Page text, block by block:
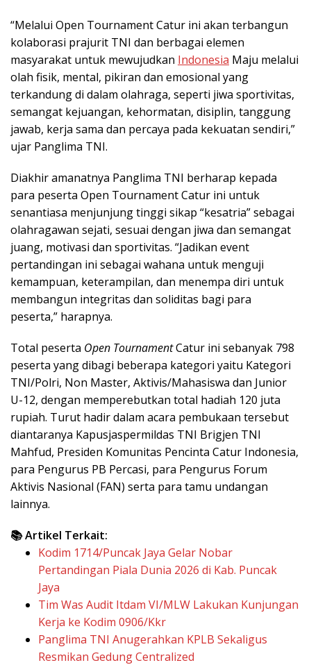
“Melalui Open Tournament Catur ini akan terbangun
kolaborasi prajurit TNI dan berbagai elemen
masyarakat untuk mewujudkan Indonesia Maju melalui
olah fisik, mental, pikiran dan emosional yang
terkandung di dalam olahraga, seperti jiwa sportivitas,
semangat kejuangan, kehormatan, disiplin, tanggung
jawab, kerja sama dan percaya pada kekuatan sendiri,”
ujar Panglima TNI.
Diakhir amanatnya Panglima TNI berharap kepada
para peserta Open Tournament Catur ini untuk
senantiasa menjunjung tinggi sikap “kesatria” sebagai
olahragawan sejati, sesuai dengan jiwa dan semangat
juang, motivasi dan sportivitas. “Jadikan event
pertandingan ini sebagai wahana untuk menguji
kemampuan, keterampilan, dan menempa diri untuk
membangun integritas dan soliditas bagi para
peserta,” harapnya.
Total peserta Open TournamentCatur ini sebanyak 798
peserta yang dibagi beberapa kategori yaitu Kategori
TNI/Polri, Non Master, Aktivis/Mahasiswa dan Junior
U-12, dengan memperebutkan total hadiah 120 juta
rupiah. Turut hadir dalam acara pembukaan tersebut
diantaranya Kapusjaspermildas TNI Brigjen TNI
Mahfud, Presiden Komunitas Pencinta Catur Indonesia,
para Pengurus PB Percasi, para Pengurus Forum
Aktivis Nasional (FAN) serta para tamu undangan
lainnya.
📚 Artikel Terkait:
Kodim 1714/Puncak Jaya Gelar Nobar
Pertandingan Piala Dunia 2026 di Kab. Puncak
Jaya
Tim Was Audit Itdam VI/MLW Lakukan Kunjungan
Kerja ke Kodim 0906/Kkr
Panglima TNI Anugerahkan KPLB Sekaligus
Resmikan Gedung Centralized